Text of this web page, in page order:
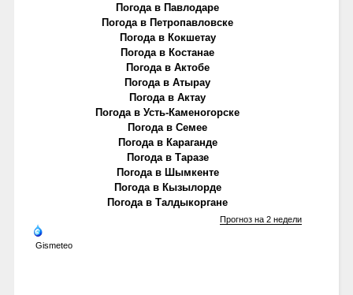
Погода в Павлодаре
Погода в Петропавловске
Погода в Кокшетау
Погода в Костанае
Погода в Актобе
Погода в Атырау
Погода в Актау
Погода в Усть-Каменогорске
Погода в Семее
Погода в Караганде
Погода в Таразе
Погода в Шымкенте
Погода в Кызылорде
Погода в Талдыкоргане
Gismeteo
Прогноз на 2 недели